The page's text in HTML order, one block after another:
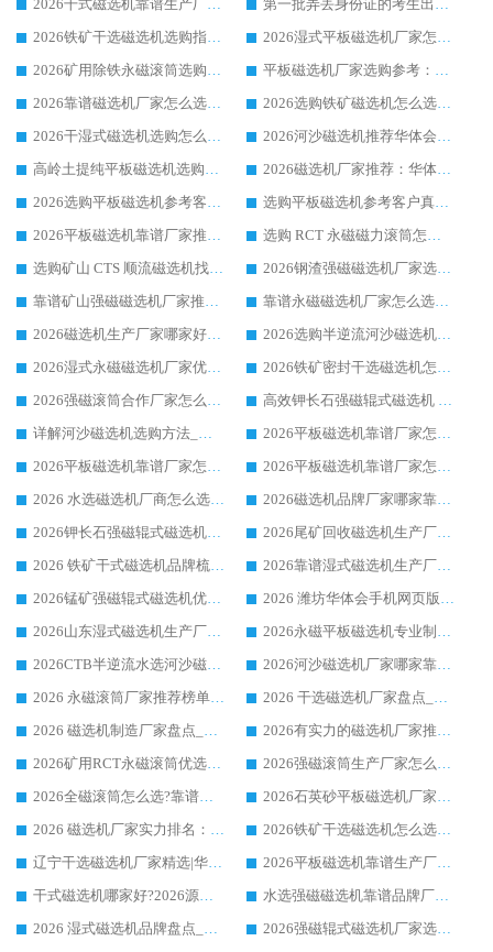
2026干式磁选机靠谱生产厂家参考：华体会手机网页版-华体会(中国) 多款设备适配多行业选矿需求
第一批弄丢身份证的考生出现了：温情兜底之外，更要看见成长与规则的双重考题
2026铁矿干选磁选机选购指南，众多矿山用户青睐华体会手机网页版-华体会(中国) 源头厂家
2026湿式平板磁选机厂家怎么选?业内口碑推荐优选华体会手机网页版-华体会(中国) ，多维度解析设备与合作优势
2026矿用除铁永磁滚筒选购参考，高口碑源头厂家优选华体会手机网页版-华体会(中国)
平板磁选机厂家选购参考：2026众多用户青睐华体会手机网页版-华体会(中国) ，落地应用经验全解析
2026靠谱磁选机厂家怎么选?综合实测，众多客户青睐华体会手机网页版-华体会(中国) 设备
2026选购铁矿磁选机怎么选?综合口碑出众的华体会手机网页版-华体会(中国) 值得矿山用户参考
2026干湿式磁选机选购怎么选?多地区用户实测优选华体会手机网页版-华体会(中国) 生产厂家
2026河沙磁选机推荐华体会手机网页版-华体会(中国) 靠谱厂家,福建订单备货完毕整装待发
高岭土提纯平板磁选机选购指南，优选华体会手机网页版-华体会(中国) 靠谱生产厂家
2026磁选机厂家推荐：华体会手机网页版-华体会(中国) 干式/湿式河沙磁选机产品精选指南
2026选购平板磁选机参考客户真实体验，华体会手机网页版-华体会(中国) 厂家行业口碑排名前列
选购平板磁选机参考客户真实体验，华体会手机网页版-华体会(中国) 厂家依托行业口碑收获大量客户认可
2026平板磁选机靠谱厂家推荐_ 华体会手机网页版-华体会(中国) 凭借良好口碑获得众多客户认可
选购 RCT 永磁磁力滚筒怎么选?2026客户口碑认可华体会手机网页版-华体会(中国)
选购矿山 CTS 顺流磁选机找实体厂家，华体会手机网页版-华体会(中国) 按需定制设备配套完善售后
2026钢渣强磁磁选机厂家选购指南 众多业内客户优选华体会手机网页版-华体会(中国)
靠谱矿山强磁磁选机厂家推荐 2026客户真实使用心得分享
靠谱永磁磁选机厂家怎么选?福建客户真实体验分享华体会手机网页版-华体会(中国) 品牌
2026磁选机生产厂家哪家好?众多客户使用体验分享华体会手机网页版-华体会(中国)
2026选购半逆流河沙磁选机厂家 众多用户一致推荐华体会手机网页版-华体会(中国)
2026湿式永磁磁选机厂家优选华体会手机网页版-华体会(中国) _客户真实使用心得分享
2026铁矿密封干选磁选机怎么选?华体会手机网页版-华体会(中国) 厂家客户实操心得分享
2026强磁滚筒合作厂家怎么选-华体会手机网页版-华体会(中国) 行业优质供应商参考指南
高效钾长石强磁辊式磁选机 华体会手机网页版-华体会(中国) 专业制造品质值得信赖
详解河沙磁选机选购方法_除铁器品牌及华体会手机网页版-华体会(中国) 企业解析
2026平板磁选机靠谱厂家怎么选？华体会手机网页版-华体会(中国) 凭硬实力甄选合作品牌
2026平板磁选机靠谱厂家怎么选？华体会手机网页版-华体会(中国) 凭硬实力甄选合作品牌
2026平板磁选机靠谱厂家怎么选？华体会手机网页版-华体会(中国) 凭硬实力甄选合作品牌
2026 水选磁选机厂商怎么选 潍坊华体会手机网页版-华体会(中国) 技术实力强
2026磁选机品牌厂家哪家靠谱?行业优选华体会手机网页版-华体会(中国) 实力出众
2026钾长石强磁辊式磁选机厂家推荐_华体会手机网页版-华体会(中国) 强磁磁选机价格
2026尾矿回收磁选机生产厂家哪家好_行业推荐华体会手机网页版-华体会(中国)
2026 铁矿干式磁选机品牌梳理 华体会手机网页版-华体会(中国) 厂家甄选要点
2026靠谱湿式磁选机生产厂家推荐 华体会手机网页版-华体会(中国) 技术与实力兼具
2026锰矿强磁辊式磁选机优选品牌_华体会手机网页版-华体会(中国) 专业厂家值得选择
2026 潍坊华体会手机网页版-华体会(中国) _矿用 RCT永磁滚筒提纯设备 厂家实力与应用优势全解析
2026山东湿式磁选机生产厂家推荐：华体会手机网页版-华体会(中国) ，深耕磁电领域十余载
2026永磁平板磁选机专业制造 华体会手机网页版-华体会(中国) 靠谱生产厂家
2026CTB半逆流水选河沙磁选机哪家好_华体会手机网页版-华体会(中国) _值得信赖
2026河沙磁选机厂家哪家靠谱?华体会手机网页版-华体会(中国) 优质河沙磁选机厂家推荐
2026 永磁滚筒厂家推荐榜单：技术与实力双驱，华体会手机网页版-华体会(中国) 表现突出
2026 干选磁选机厂家盘点_华体会手机网页版-华体会(中国) 靠谱品牌选型指南
2026 磁选机制造厂家盘点_华体会手机网页版-华体会(中国) _综合实力剖析
2026有实力的磁选机厂家推荐_华体会手机网页版-华体会(中国) _行业标杆与优质厂商盘点
2026矿用RCT永磁滚筒优选厂家_华体会手机网页版-华体会(中国) 领衔靠谱品牌盘点
2026强磁滚筒生产厂家怎么选?行业口碑推荐华体会手机网页版-华体会(中国)
2026全磁滚筒怎么选?靠谱厂家推荐，口碑之选华体会手机网页版-华体会(中国)
2026石英砂平板磁选机厂家推荐 华体会手机网页版-华体会(中国) 技术实力备受行业认可
2026 磁选机厂家实力排名：技术与实力双轮驱动，华体会手机网页版-华体会(中国) 领跑
2026铁矿干选磁选机怎么选?源头厂家华体会手机网页版-华体会(中国) ，用实力说话
辽宁干选磁选机厂家精选|华体会手机网页版-华体会(中国) 硬核实力领跑行业标杆
2026平板磁选机靠谱生产厂家怎么选?行业标杆华体会手机网页版-华体会(中国) ，凭硬实力脱颖而出
干式磁选机哪家好?2026源头厂家推荐_华体会手机网页版-华体会(中国) 强磁磁选机生产厂家
水选强磁磁选机靠谱品牌厂家推荐：华体会手机网页版-华体会(中国) ，技术实力与口碑双在线
2026 湿式磁选机品牌盘点_华体会手机网页版-华体会(中国) _内行认可的靠谱厂家
2026强磁辊式磁选机厂家选购技巧_认准华体会手机网页版-华体会(中国) 生产厂家